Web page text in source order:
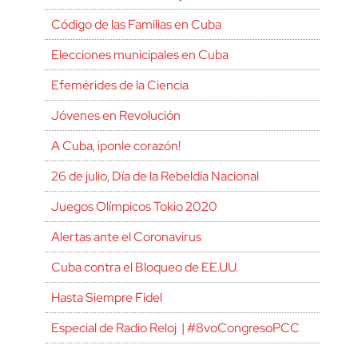
Código de las Familias en Cuba
Elecciones municipales en Cuba
Efemérides de la Ciencia
Jóvenes en Revolución
A Cuba, ¡ponle corazón!
26 de julio, Día de la Rebeldía Nacional
Juegos Olímpicos Tokio 2020
Alertas ante el Coronavirus
Cuba contra el Bloqueo de EE.UU.
Hasta Siempre Fidel
Especial de Radio Reloj | #8voCongresoPCC